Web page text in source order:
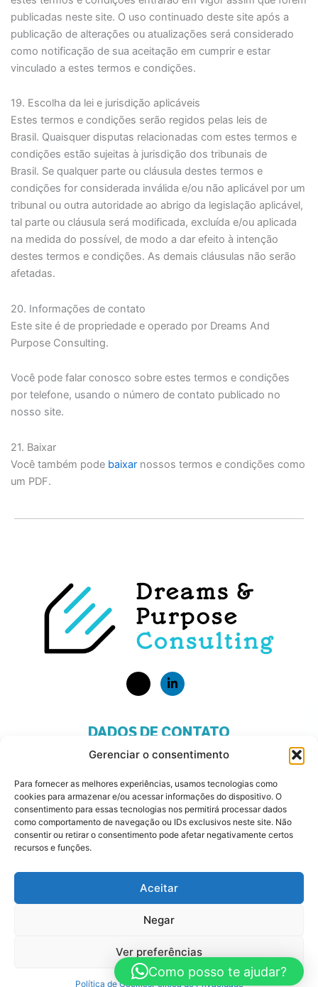
Gerenciar o consentimento
Para fornecer as melhores experiências, usamos tecnologias como
cookies para armazenar e/ou acessar informações do dispositivo. O
consentimento para essas tecnologias nos permitirá processar dados
como comportamento de navegação ou IDs exclusivos neste site. Não
consentir ou retirar o consentimento pode afetar negativamente certos
recursos e funções.
Aceitar
Negar
Ver preferências
Política de CookiesPolítica de Privacidade
publicadas neste site. O uso continuado deste site após a
publicação de alterações ou atualizações será considerado
como notificação de sua aceitação em cumprir e estar
vinculado a estes termos e condições.
19. Escolha da lei e jurisdição aplicáveis
Estes termos e condições serão regidos pelas leis de
Brasil. Quaisquer disputas relacionadas com estes termos e
condições estão sujeitas à jurisdição dos tribunais de
Brasil. Se qualquer parte ou cláusula destes termos e
condições for considerada inválida e/ou não aplicável por um
tribunal ou outra autoridade ao abrigo da legislação aplicável,
tal parte ou cláusula será modificada, excluída e/ou aplicada
na medida do possível, de modo a dar efeito à intenção
destes termos e condições. As demais cláusulas não serão
afetadas.
20. Informações de contato
Este site é de propriedade e operado por Dreams And
Purpose Consulting.
Você pode falar conosco sobre estes termos e condições
por telefone, usando o número de contato publicado no
nosso site.
21. Baixar
Você também pode baixar nossos termos e condições como
um PDF.
DADOS DE CONTATO
Alphaville - São Paulo
Politica de Privacidade
Termos e Condições
© Copyright Dreams and Purpose Consulting –
reservados
Como posso te ajudar?